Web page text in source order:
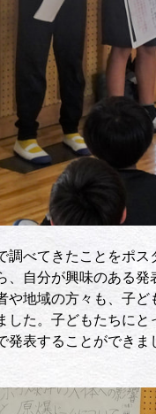
べてきたことをポス
、自分が興味のある
や地域の方々も、子
した。子どもたちに
発表することができ